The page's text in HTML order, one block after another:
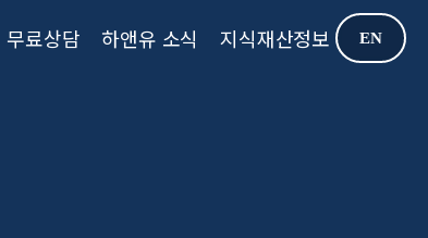
무료상담 하앤유 소식 지식재산정보 EN